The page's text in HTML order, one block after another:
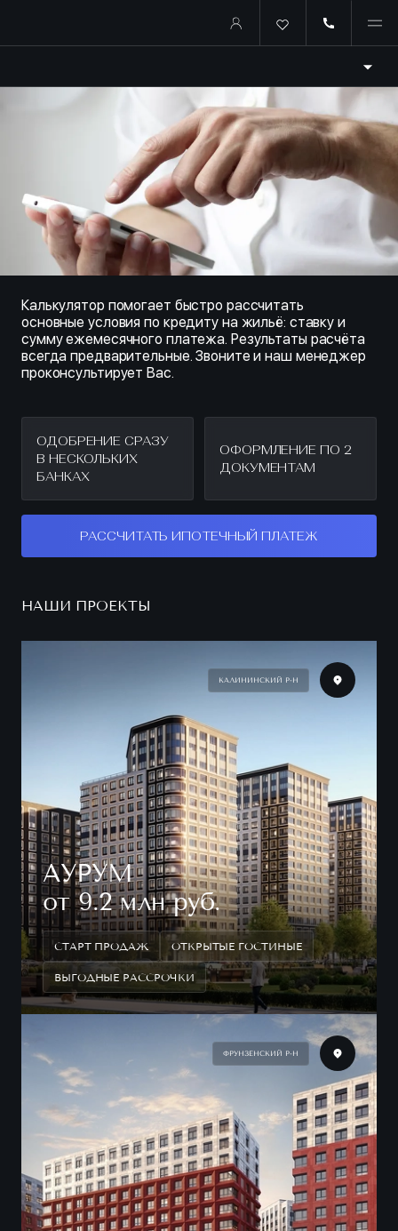
Купить квартиру в ипотеку
Калькулятор помогает быстро рассчитать
основные условия по кредиту на жильё: ставку и
сумму ежемесячного платежа. Результаты расчёта
всегда предварительные. Звоните и наш менеджер
проконсультирует Вас.
ОДОБРЕНИЕ СРАЗУ
В НЕСКОЛЬКИХ
БАНКАХ
ОФОРМЛЕНИЕ ПО 2
ДОКУМЕНТАМ
РАССЧИТАТЬ ИПОТЕЧНЫЙ ПЛАТЕЖ
НАШИ ПРОЕКТЫ
КАЛИНИНСКИЙ Р-Н
АУРУМ
от 9.2 млн руб.
СТАРТ ПРОДАЖ ОТКРЫТЫЕ ГОСТИНЫЕ
ВЫГОДНЫЕ РАССРОЧКИ
ФРУНЗЕНСКИЙ Р-Н